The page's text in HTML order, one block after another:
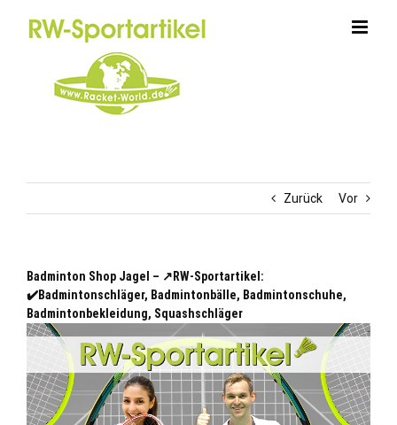
Zurück Vor
Badminton Shop Jagel – ↗️RW-Sportartikel:
✔️Badmintonschläger, Badmintonbälle, Badmintonschuhe,
Badmintonbekleidung, Squashschläger